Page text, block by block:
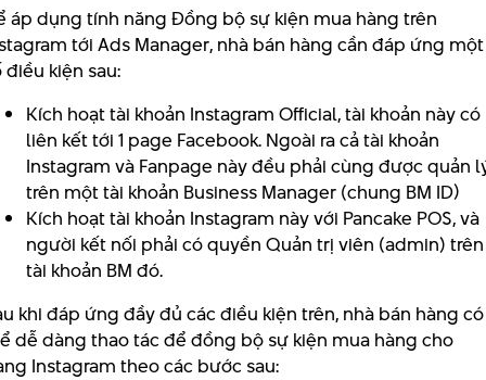
áp dụng tính năng Đồng bộ sự kiện mua hàng trên
tới Ads Manager, nhà bán hàng cần đáp ứng một
điều kiện sau:
Kích hoạt tài khoản Instagram Official, tài khoản này có
liên kết tới 1 page Facebook. Ngoài ra cả tài khoản
Instagram và Fanpage này đều phải cùng được quản
trên một tài khoản Business Manager (chung BM ID)
Kích hoạt tài khoản Instagram này với Pancake POS, và
người kết nối phải có quyền Quản trị viên (admin) trên
tài khoản BM đó.
khi đáp ứng đầy đủ các điều kiện trên, nhà bán hàng có
dễ dàng thao tác để đồng bộ sự kiện mua hàng cho
Instagram theo các bước sau: